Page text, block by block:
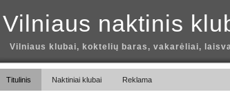
Vilniaus naktinis
Vilniaus klubai, koktelių baras, vakarėliai,
Titulinis Naktiniai klubai Reklama